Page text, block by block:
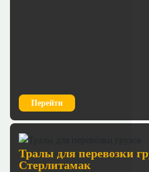
Перейти
Тралы для перевозки
Стерлитамак